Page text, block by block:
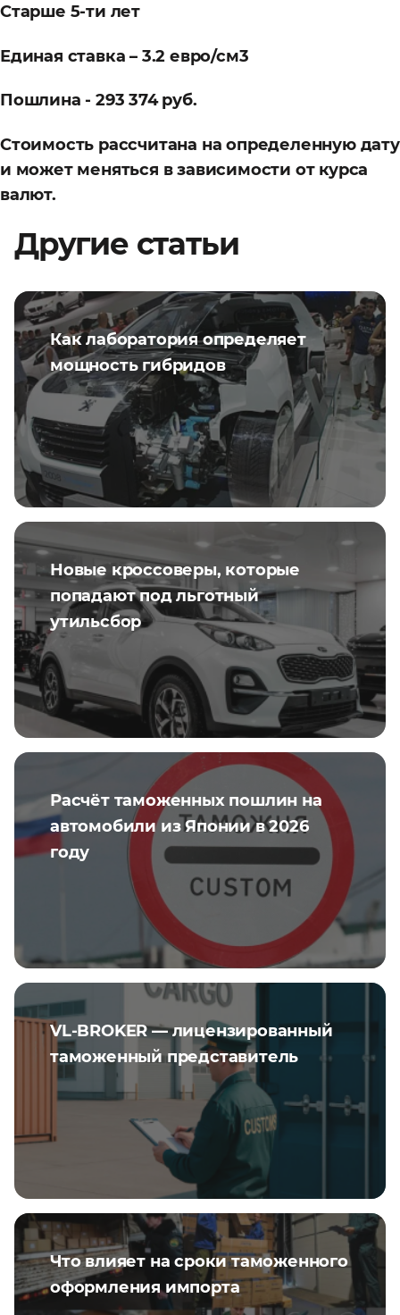
Старше 5-ти лет
Единая ставка – 3.2 евро/см3
Пошлина - 293 374 руб.
Стоимость рассчитана на определенную дату
и может меняться в зависимости от курса
валют.
Другие статьи
Как лаборатория определяет
мощность гибридов
Новые кроссоверы, которые
попадают под льготный
утильсбор
Расчёт таможенных пошлин на
автомобили из Японии в 2026
году
VL-BROKER — лицензированный
таможенный представитель
Что влияет на сроки таможенного
оформления импорта